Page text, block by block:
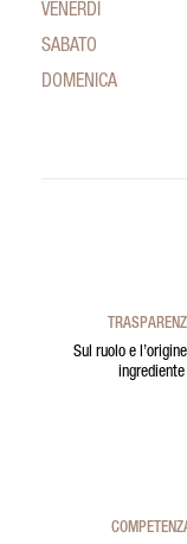
VENERDÌ
SABATO
DOMENICA
Sul ruolo e
ingrediente